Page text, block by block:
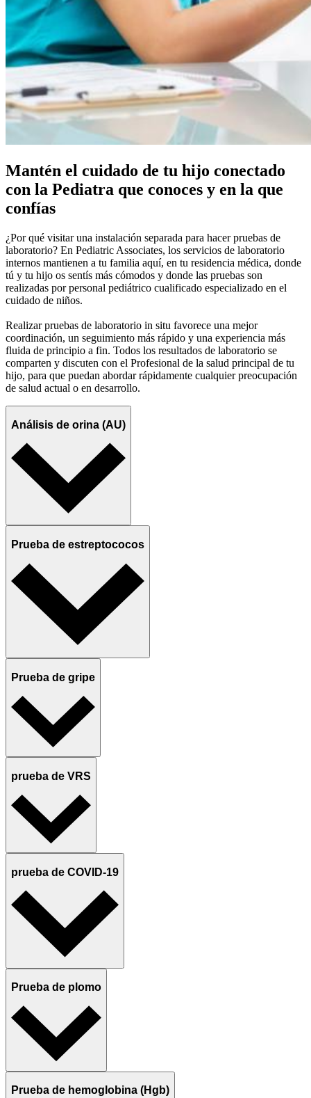
Mantén el cuidado de tu hijo conectado
con la Pediatra que conoces y en la que
confías
¿Por qué visitar una instalación separada para hacer pruebas de
laboratorio? En Pediatric Associates, los servicios de laboratorio
internos mantienen a tu familia aquí, en tu residencia médica, donde
tú y tu hijo os sentís más cómodos y donde las pruebas son
realizadas por personal pediátrico cualificado especializado en el
cuidado de niños.
Realizar pruebas de laboratorio in situ favorece una mejor
coordinación, un seguimiento más rápido y una experiencia más
fluida de principio a fin. Todos los resultados de laboratorio se
comparten y discuten con el Profesional de la salud principal de tu
hijo, para que puedan abordar rápidamente cualquier preocupación
de salud actual o en desarrollo.
Análisis de orina (AU)
Prueba de estreptococos
Prueba de gripe
prueba de VRS
prueba de COVID-19
Prueba de plomo
Prueba de hemoglobina (Hgb)